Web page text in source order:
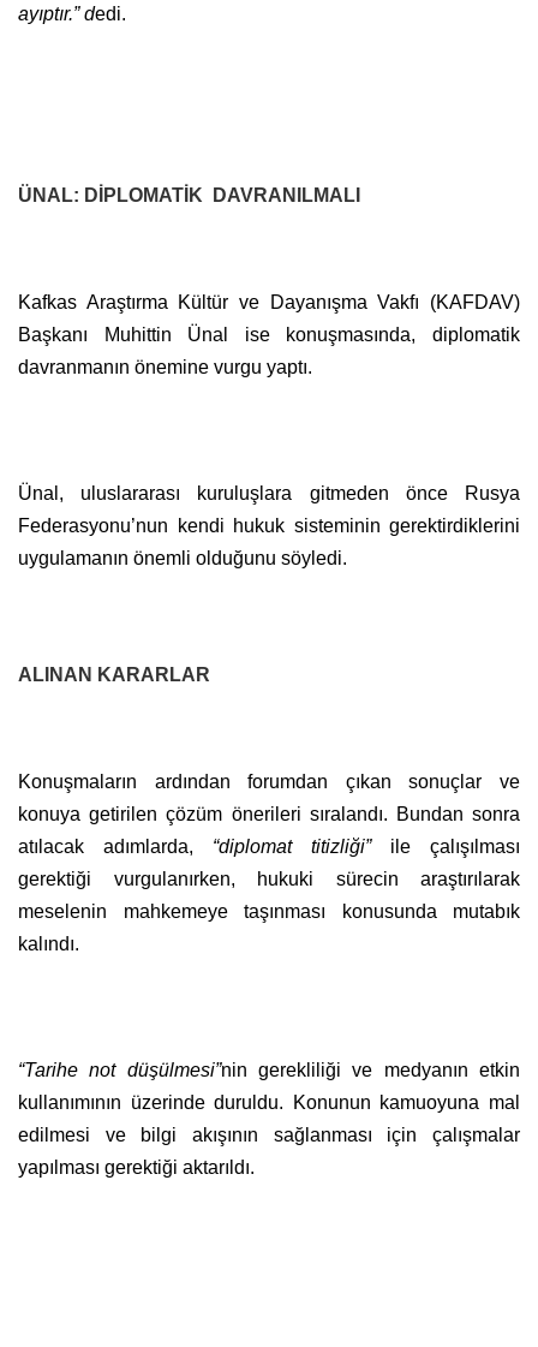
ayıptır.” dedi.
ÜNAL: DİPLOMATİK DAVRANILMALI
Kafkas Araştırma Kültür ve Dayanışma Vakfı (KAFDAV)
Başkanı Muhittin Ünal ise konuşmasında, diplomatik
davranmanın önemine vurgu yaptı.
Ünal, uluslararası kuruluşlara gitmeden önce Rusya
Federasyonu’nun kendi hukuk sisteminin gerektirdiklerini
uygulamanın önemli olduğunu söyledi.
ALINAN KARARLAR
Konuşmaların ardından forumdan çıkan sonuçlar ve
konuya getirilen çözüm önerileri sıralandı. Bundan sonra
atılacak adımlarda, “diplomat titizliği”ile çalışılması
gerektiği vurgulanırken, hukuki sürecin araştırılarak
meselenin mahkemeye taşınması konusunda mutabık
kalındı.
“Tarihe not düşülmesi”nin gerekliliği ve medyanın etkin
kullanımının üzerinde duruldu. Konunun kamuoyuna mal
edilmesi ve bilgi akışının sağlanması için çalışmalar
yapılması gerektiği aktarıldı.